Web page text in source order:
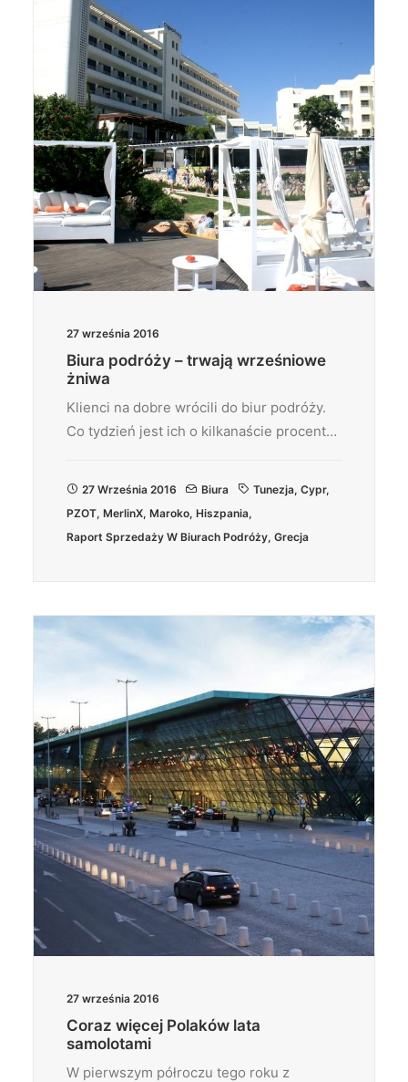
Wyszukiwanie
27 września 2016
Biura podróży – trwają wrześniowe
żniwa
Klienci na dobre wrócili do biur podróży.
Co tydzień jest ich o kilkanaście procent…
27 Września 2016 Biura Tunezja, Cypr,
PZOT, MerlinX, Maroko, Hiszpania,
Raport Sprzedaży W Biurach Podróży, Grecja
27 września 2016
Coraz więcej Polaków lata
samolotami
W pierwszym półroczu tego roku z